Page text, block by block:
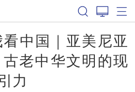
中国｜亚美尼亚
老中华文明的现
力